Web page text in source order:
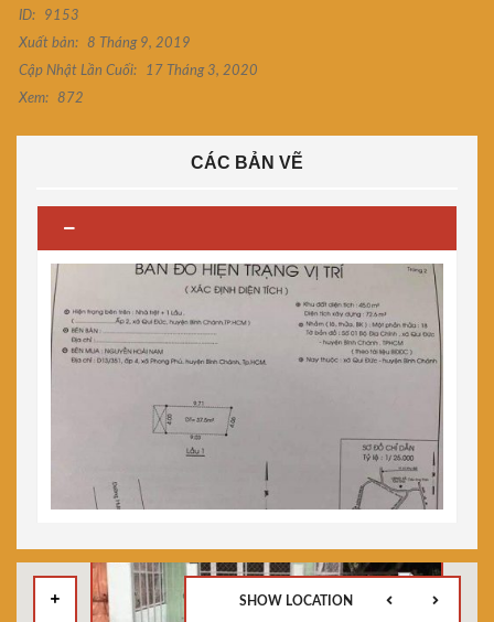
ID:
9153
Xuất bản:
8 Tháng 9, 2019
Cập Nhật Lần Cuối:
17 Tháng 3, 2020
Xem:
872
CÁC BẢN VẼ
SHOW LOCATION